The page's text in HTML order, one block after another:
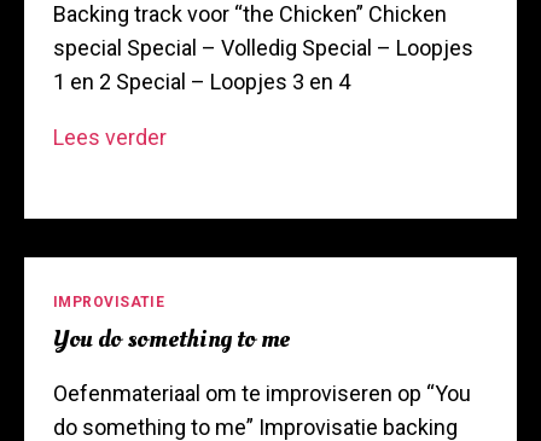
Backing track voor “the Chicken” Chicken
special Special – Volledig Special – Loopjes
1 en 2 Special – Loopjes 3 en 4
Lees verderThe
Categorieën
IMPROVISATIE
You do something to me
Oefenmateriaal om te improviseren op “You
do something to me” Improvisatie backing